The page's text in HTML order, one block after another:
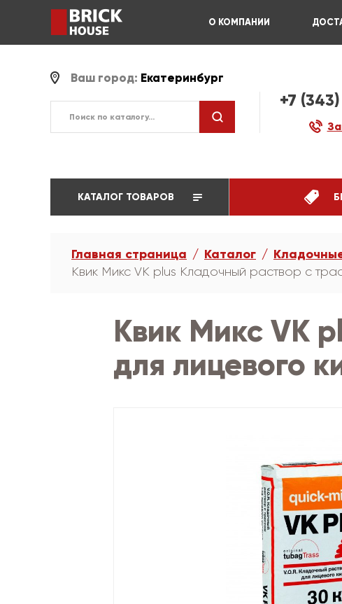
О КОМПАНИИ
Ваш город: Екатеринбург
+7
КАТАЛОГ ТОВАРОВ
Главная страница Каталог
Квик Микс VK plus Кладочный раствор с
Квик Микс VK
для лицевого